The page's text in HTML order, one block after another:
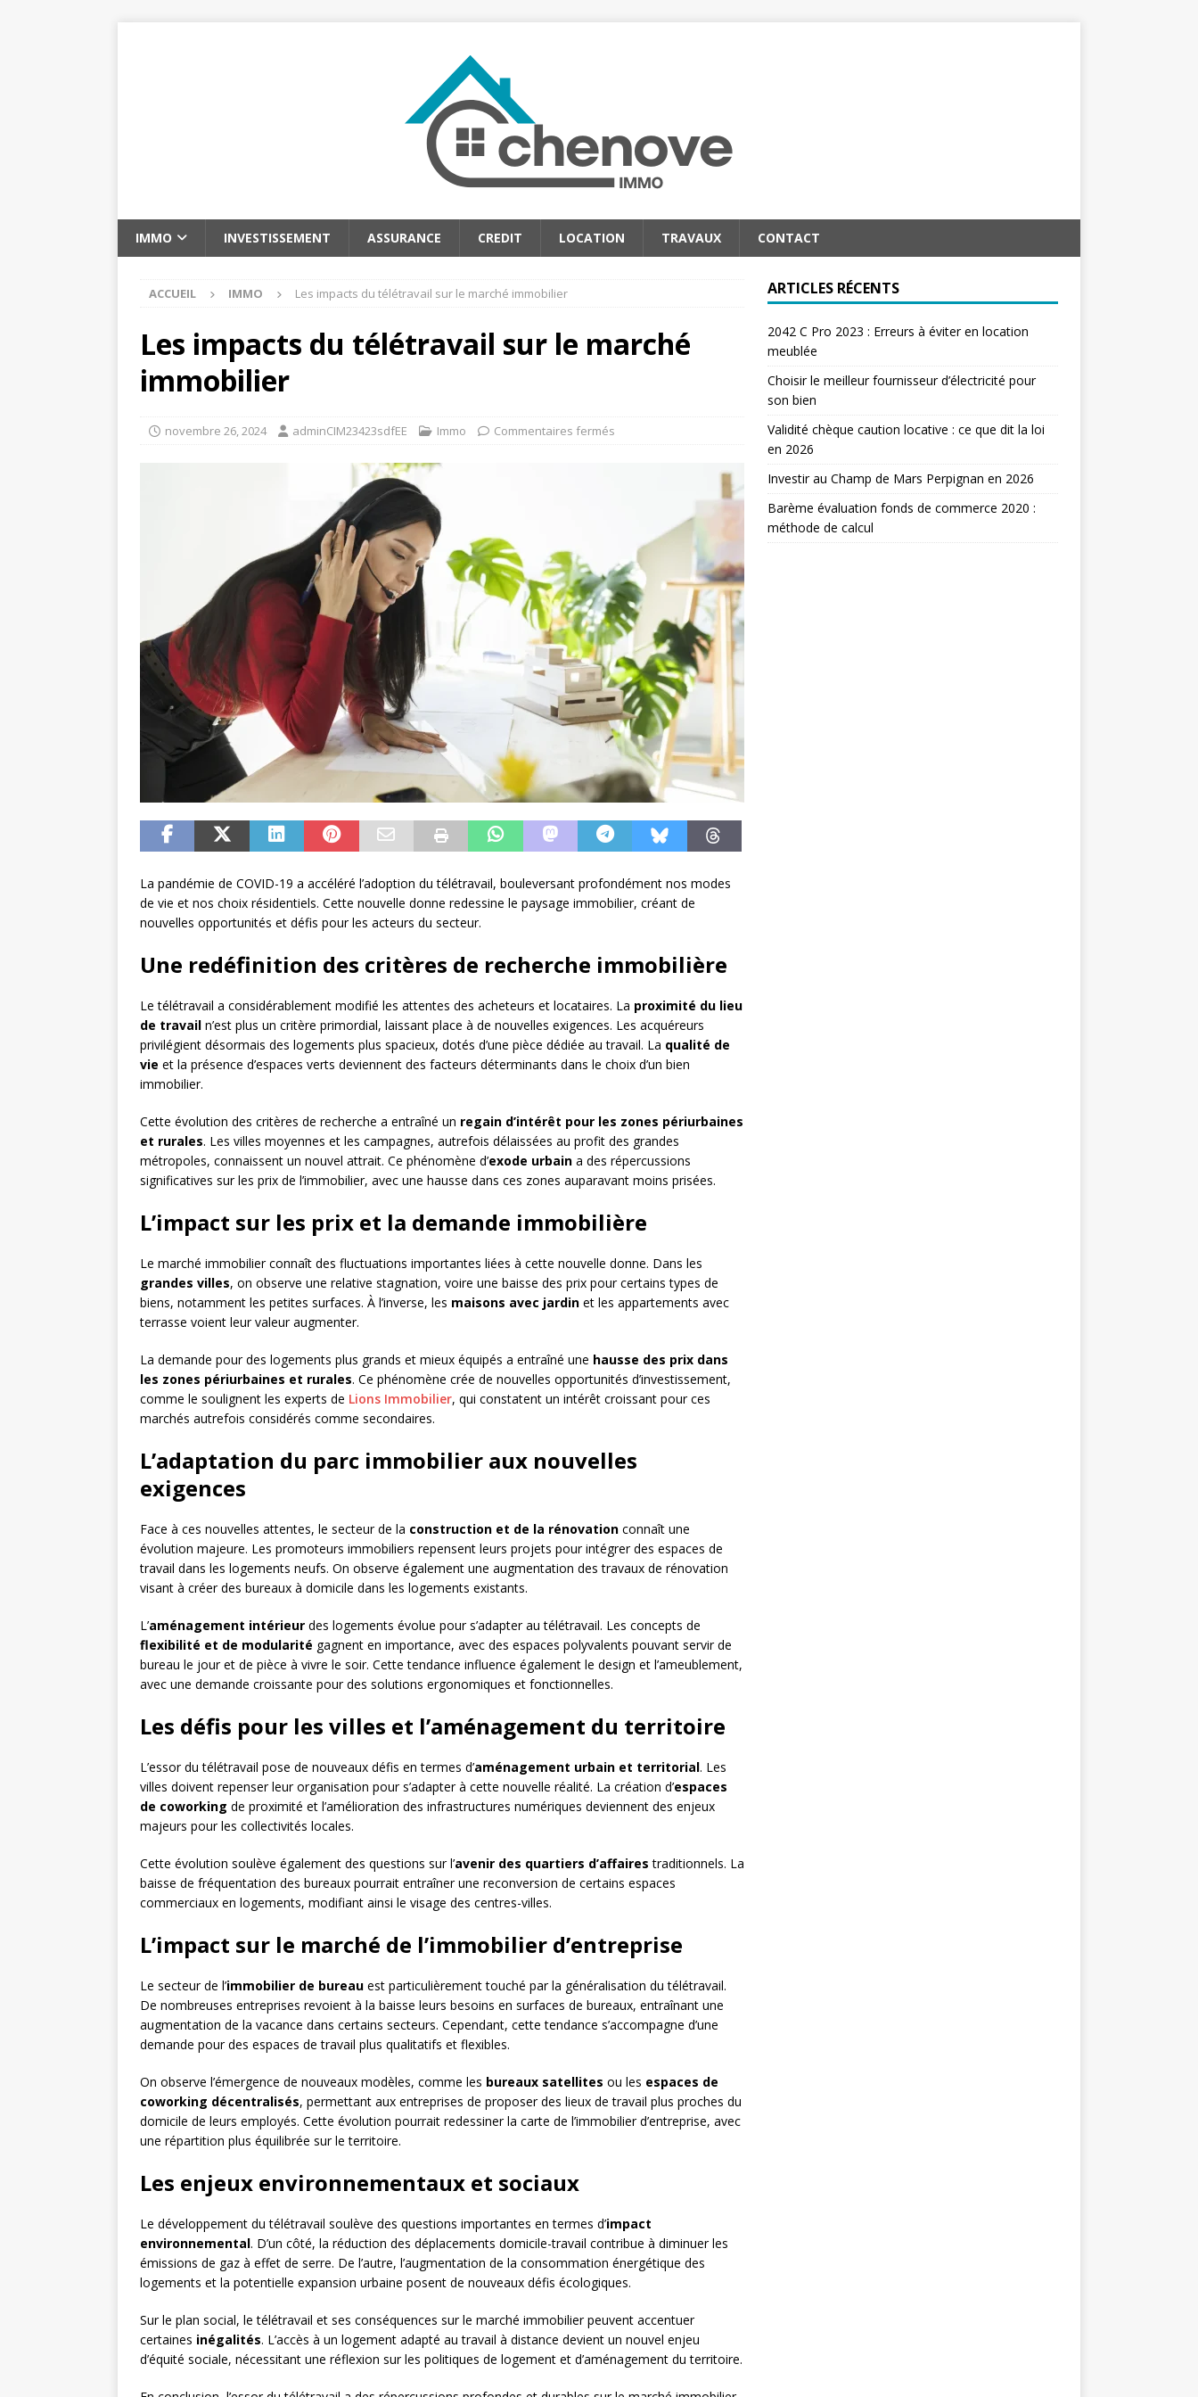
IMMO INVESTISSEMENT ASSURANCE CREDIT LOCATION TRAVAUX CONTACT
ACCUEIL IMMO Les impacts du télétravail sur le marché immobilier
Les impacts du télétravail sur le marché
immobilier
novembre 26, 2024 adminCIM23423sdfEE Immo Commentaires fermés
La pandémie de COVID-19 a accéléré l’adoption du télétravail, bouleversant profondément nos modes
de vie et nos choix résidentiels. Cette nouvelle donne redessine le paysage immobilier, créant de
nouvelles opportunités et défis pour les acteurs du secteur.
Une redéfinition des critères de recherche immobilière
Le télétravail a considérablement modifié les attentes des acheteurs et locataires. La proximité du lieu
de travail n’est plus un critère primordial, laissant place à de nouvelles exigences. Les acquéreurs
privilégient désormais des logements plus spacieux, dotés d’une pièce dédiée au travail. La qualité de
vie et la présence d’espaces verts deviennent des facteurs déterminants dans le choix d’un bien
immobilier.
Cette évolution des critères de recherche a entraîné un regain d’intérêt pour les zones périurbaines
et rurales. Les villes moyennes et les campagnes, autrefois délaissées au profit des grandes
métropoles, connaissent un nouvel attrait. Ce phénomène d’exode urbain a des répercussions
significatives sur les prix de l’immobilier, avec une hausse dans ces zones auparavant moins prisées.
L’impact sur les prix et la demande immobilière
Le marché immobilier connaît des fluctuations importantes liées à cette nouvelle donne. Dans les
grandes villes, on observe une relative stagnation, voire une baisse des prix pour certains types de
biens, notamment les petites surfaces. À l’inverse, les maisons avec jardin et les appartements avec
terrasse voient leur valeur augmenter.
La demande pour des logements plus grands et mieux équipés a entraîné une hausse des prix dans
les zones périurbaines et rurales. Ce phénomène crée de nouvelles opportunités d’investissement,
comme le soulignent les experts de Lions Immobilier, qui constatent un intérêt croissant pour ces
marchés autrefois considérés comme secondaires.
L’adaptation du parc immobilier aux nouvelles
exigences
Face à ces nouvelles attentes, le secteur de la construction et de la rénovation connaît une
évolution majeure. Les promoteurs immobiliers repensent leurs projets pour intégrer des espaces de
travail dans les logements neufs. On observe également une augmentation des travaux de rénovation
visant à créer des bureaux à domicile dans les logements existants.
L’aménagement intérieur des logements évolue pour s’adapter au télétravail. Les concepts de
flexibilité et de modularité gagnent en importance, avec des espaces polyvalents pouvant servir de
bureau le jour et de pièce à vivre le soir. Cette tendance influence également le design et l’ameublement,
avec une demande croissante pour des solutions ergonomiques et fonctionnelles.
Les défis pour les villes et l’aménagement du territoire
L’essor du télétravail pose de nouveaux défis en termes d’aménagement urbain et territorial. Les
villes doivent repenser leur organisation pour s’adapter à cette nouvelle réalité. La création d’espaces
de coworking de proximité et l’amélioration des infrastructures numériques deviennent des enjeux
majeurs pour les collectivités locales.
Cette évolution soulève également des questions sur l’avenir des quartiers d’affaires traditionnels. La
baisse de fréquentation des bureaux pourrait entraîner une reconversion de certains espaces
commerciaux en logements, modifiant ainsi le visage des centres-villes.
L’impact sur le marché de l’immobilier d’entreprise
Le secteur de l’immobilier de bureau est particulièrement touché par la généralisation du télétravail.
De nombreuses entreprises revoient à la baisse leurs besoins en surfaces de bureaux, entraînant une
augmentation de la vacance dans certains secteurs. Cependant, cette tendance s’accompagne d’une
demande pour des espaces de travail plus qualitatifs et flexibles.
On observe l’émergence de nouveaux modèles, comme les bureaux satellites ou les espaces de
coworking décentralisés, permettant aux entreprises de proposer des lieux de travail plus proches du
domicile de leurs employés. Cette évolution pourrait redessiner la carte de l’immobilier d’entreprise, avec
une répartition plus équilibrée sur le territoire.
Les enjeux environnementaux et sociaux
Le développement du télétravail soulève des questions importantes en termes d’impact
environnemental. D’un côté, la réduction des déplacements domicile-travail contribue à diminuer les
émissions de gaz à effet de serre. De l’autre, l’augmentation de la consommation énergétique des
logements et la potentielle expansion urbaine posent de nouveaux défis écologiques.
Sur le plan social, le télétravail et ses conséquences sur le marché immobilier peuvent accentuer
certaines inégalités. L’accès à un logement adapté au travail à distance devient un nouvel enjeu
d’équité sociale, nécessitant une réflexion sur les politiques de logement et d’aménagement du territoire.
ARTICLES RÉCENTS
2042 C Pro 2023 : Erreurs à éviter en location
meublée
Choisir le meilleur fournisseur d’électricité pour
son bien
Validité chèque caution locative : ce que dit la loi
en 2026
Investir au Champ de Mars Perpignan en 2026
Barème évaluation fonds de commerce 2020 :
méthode de calcul